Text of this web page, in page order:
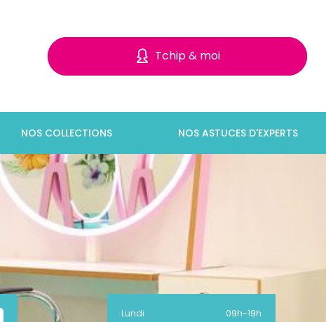
Tchip & moi
NOS COLLECTIONS NOS ASTUCES D'EXPERTS
Lundi 09h-19h